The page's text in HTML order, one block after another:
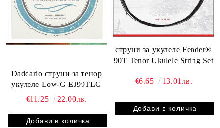
Daddario струни за тенор
укулеле Low-G EJ99TLG
€11.25
22.00лв.
струни за укулеле Fender®
90T Tenor Ukulele String Set
€6.65 13.01лв.